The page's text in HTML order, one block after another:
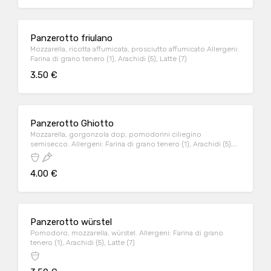
Panzerotto friulano
Mozzarella, ricotta affumicata, prosciutto affumicato Allergeni:
Farina di grano tenero (1), Arachidi (5), Latte (7)
3.50 €
Panzerotto Ghiotto
Mozzarella, gorgonzola dop, pomodorini ciliegino
semisecco. Allergeni: Farina di grano tenero (1), Arachidi (5),
Latte (7)
4.00 €
Panzerotto würstel
Pomodoro, mozzarella, würstel. Allergeni: Farina di grano
tenero (1), Arachidi (5), Latte (7)